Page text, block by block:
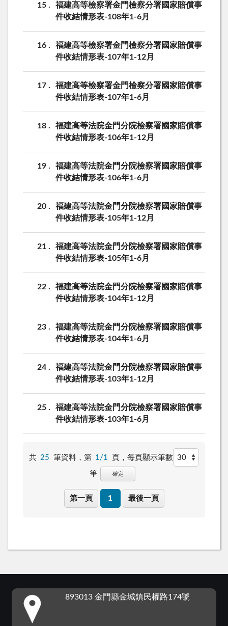
15
福建高等檢察署金門檢察分署國家賠償事
件收結情形表-108年1-6月
16
福建高等檢察署金門檢察分署國家賠償事
件收結情形表-107年1-12月
17
福建高等檢察署金門檢察分署國家賠償事
件收結情形表-107年1-6月
18
福建高等法院金門分院檢察署國家賠償事
件收結情形表-106年1-12月
19
福建高等法院金門分院檢察署國家賠償事
件收結情形表-106年1-6月
20
福建高等法院金門分院檢察署國家賠償事
件收結情形表-105年1-12月
21
福建高等法院金門分院檢察署國家賠償事
件收結情形表-105年1-6月
22
福建高等法院金門分院檢察署國家賠償事
件收結情形表-104年1-12月
23
福建高等法院金門分院檢察署國家賠償事
件收結情形表-104年1-6月
24
福建高等法院金門分院檢察署國家賠償事
件收結情形表-103年1-12月
25
福建高等法院金門分院檢察署國家賠償事
件收結情形表-103年1-6月
共 25 筆資料，第 1/1 頁， 每頁顯示筆數
筆 確定
第一頁 1 最後一頁
893013 金門縣金城鎮民權路174號